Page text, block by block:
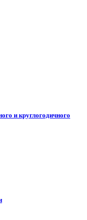
и круглогодичного